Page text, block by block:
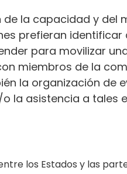
de la capacidad y del
prefieran
para movilizar
miembros de la
la organización de
la asistencia a tales
los Estados y las